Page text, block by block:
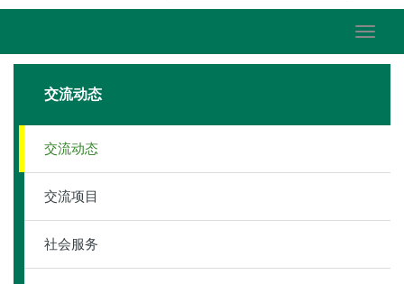
交流动态
交流动态
交流项目
社会服务